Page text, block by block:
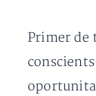
Primer de